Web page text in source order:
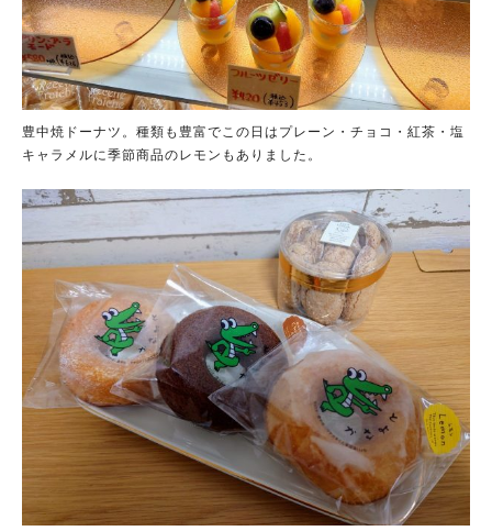
豊中焼ドーナツ。種類も豊富でこの日はプレーン・チョコ・紅茶・塩
キャラメルに季節商品のレモンもありました。